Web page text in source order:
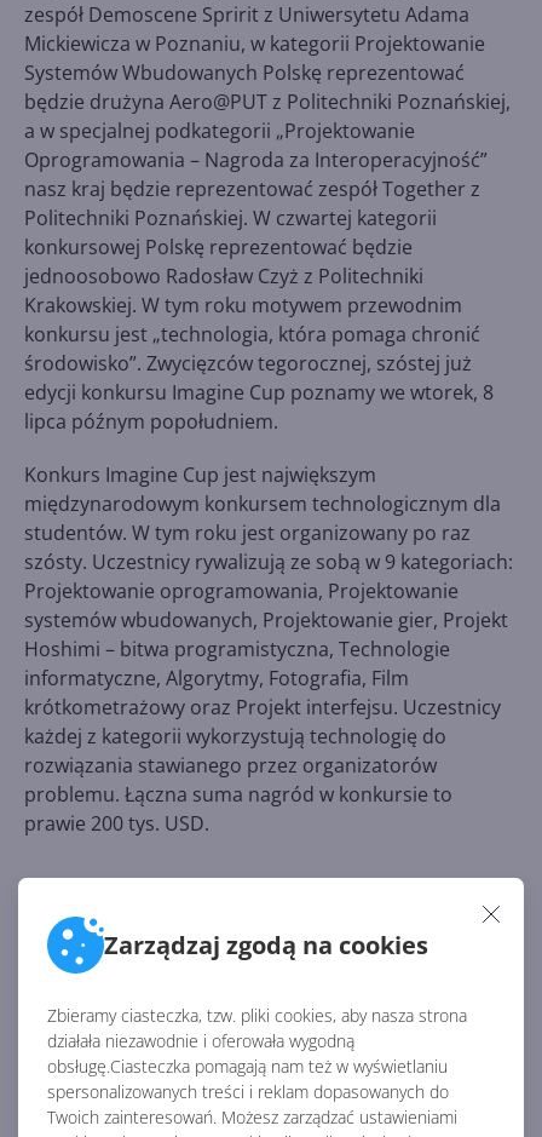
Zarządzaj zgodą na cookies
Zbieramy ciasteczka, tzw. pliki cookies, aby nasza strona
działała niezawodnie i oferowała wygodną
obsługę.Ciasteczka pomagają nam też w wyświetlaniu
spersonalizowanych treści i reklam dopasowanych do
Twoich zainteresowań. Możesz zarządzać ustawieniami
zespół Demoscene Spririt z Uniwersytetu Adama
Mickiewicza w Poznaniu, w kategorii Projektowanie
Systemów Wbudowanych Polskę reprezentować
będzie drużyna Aero@PUT z Politechniki Poznańskiej,
a w specjalnej podkategorii „Projektowanie
Oprogramowania – Nagroda za Interoperacyjność”
nasz kraj będzie reprezentować zespół Together z
Politechniki Poznańskiej. W czwartej kategorii
konkursowej Polskę reprezentować będzie
jednoosobowo Radosław Czyż z Politechniki
Krakowskiej. W tym roku motywem przewodnim
konkursu jest „technologia, która pomaga chronić
środowisko”. Zwycięzców tegorocznej, szóstej już
edycji konkursu Imagine Cup poznamy we wtorek, 8
lipca późnym popołudniem.
Konkurs Imagine Cup jest największym
międzynarodowym konkursem technologicznym dla
studentów. W tym roku jest organizowany po raz
szósty. Uczestnicy rywalizują ze sobą w 9 kategoriach:
Projektowanie oprogramowania, Projektowanie
systemów wbudowanych, Projektowanie gier, Projekt
Hoshimi – bitwa programistyczna, Technologie
informatyczne, Algorytmy, Fotografia, Film
krótkometrażowy oraz Projekt interfejsu. Uczestnicy
każdej z kategorii wykorzystują technologię do
rozwiązania stawianego przez organizatorów
problemu. Łączna suma nagród w konkursie to
prawie 200 tys. USD.
KONFERENCJI
ONEX.DAY VOL. 2 - śledź
wydarzenie w relacji na żywo!